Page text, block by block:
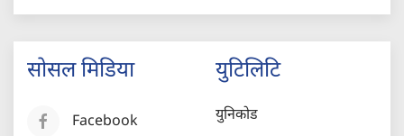
सोसल मिडिया
Facebook
युटिलिटि
युनिकोड